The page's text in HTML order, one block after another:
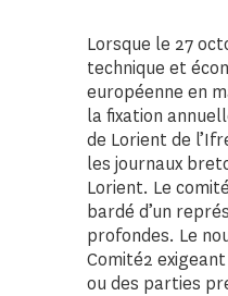
Lorsque le 27
technique et
européenne en
la fixation
de Lorient de
les journaux
Lorient. Le
bardé d’un
profondes. Le
Comité2
ou des parties